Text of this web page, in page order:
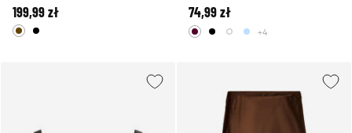
199,99 zł 74,99 zł
+4